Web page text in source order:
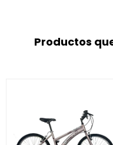
Productos